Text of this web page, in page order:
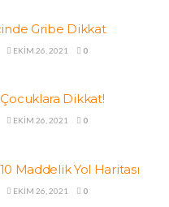
Gribe Dikkat
EKIM 26, 2021 0
Dikkat!
EKIM 26, 2021 0
Maddelik Yol Haritası
EKIM 26, 2021 0